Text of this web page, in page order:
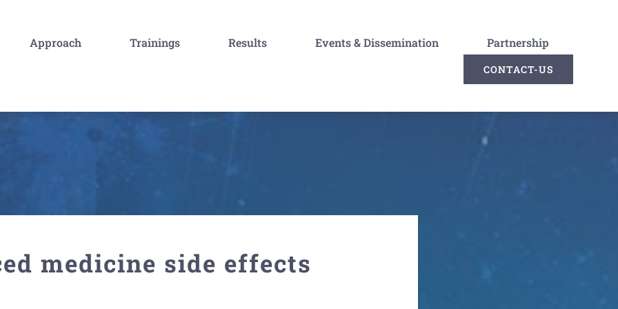
Approach Trainings Results Events & Dissemination Partnership
CONTACT-US
medicine side effects